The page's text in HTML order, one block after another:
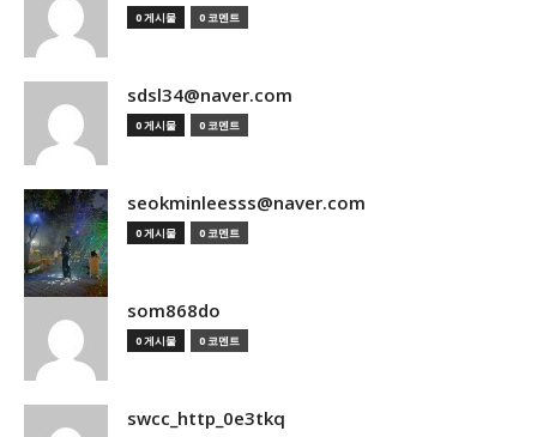
0 게시물 0 코멘트
sdsl34@naver.com
0 게시물 0 코멘트
seokminleesss@naver.com
0 게시물 0 코멘트
som868do
0 게시물 0 코멘트
swcc_http_0e3tkq